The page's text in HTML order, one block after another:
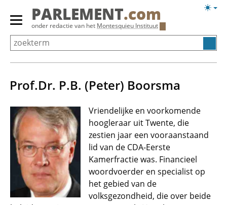
Overslaan
Primair
menu
tonen/verbergen
PARLEMENT.com
onder redactie van het Montesquieu Instituut
Prof.Dr. P.B. (Peter) Boorsma
Vriendelijke en voorkomende
hoogleraar uit Twente, die
zestien jaar een vooraanstaand
lid van de CDA-Eerste
Kamerfractie was. Financieel
woordvoerder en specialist op
het gebied van de
volksgezondheid, die over beide